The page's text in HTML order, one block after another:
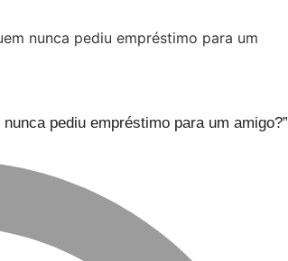
pediu empréstimo para um amigo?”